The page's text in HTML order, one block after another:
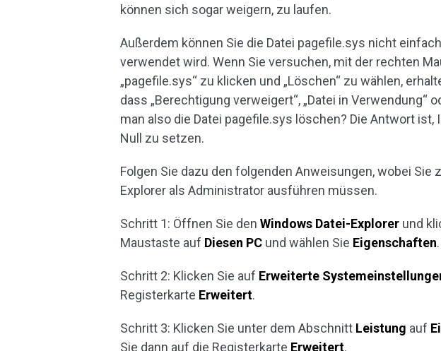
können sich sogar weigern, zu laufen.
Außerdem können Sie die Datei pagefile.sys nicht
verwendet wird. Wenn Sie versuchen, mit der rechten
„pagefile.sys“ zu klicken und „Löschen“ zu wählen,
dass „Berechtigung verweigert“, „Datei in Verwendung“
man also die Datei pagefile.sys löschen? Die Antwort ist,
Null zu setzen.
Folgen Sie dazu den folgenden Anweisungen, wobei Sie
Explorer als Administrator ausführen müssen.
Schritt 1: Öffnen Sie denWindows Datei-Explorer und
Maustaste auf Diesen PC und wählen Sie Eigenschaften.
Schritt 2: Klicken Sie auf Erweiterte
Registerkarte Erweitert.
Schritt 3: Klicken Sie unter dem Abschnitt Leistung auf
Sie dann auf die Registerkarte Erweitert.